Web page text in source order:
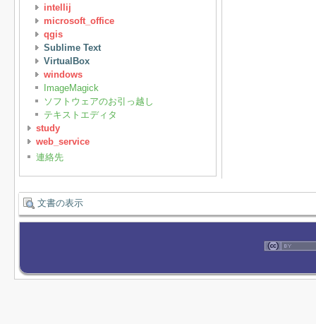
intellij
microsoft_office
qgis
Sublime Text
VirtualBox
windows
ImageMagick
ソフトウェアのお引っ越し
テキストエディタ
study
web_service
連絡先
文書の表示